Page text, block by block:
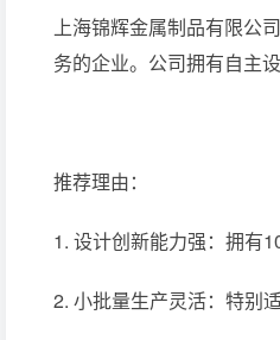
上海锦辉金属制品有限公
务的企业。公司拥有自主
推荐理由：
1. 设计创新能力强：拥有
2. 小批量生产灵活：特别